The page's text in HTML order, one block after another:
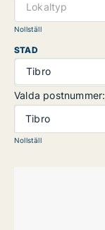
Lokaltyp
Nollställ
STAD
Tibro
Valda postnummer:
Tibro
Nollställ